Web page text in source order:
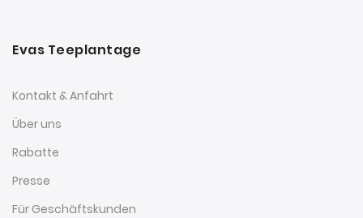
Evas Teeplantage
Kontakt & Anfahrt
Über uns
Rabatte
Presse
Für Geschäftskunden